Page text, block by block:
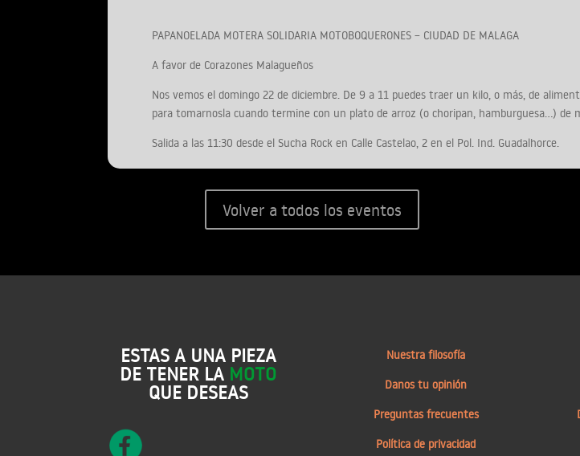
PAPANOELADA MOTERA SOLIDARIA MOTOBOQUERONES – CIUDAD DE MALAGA
A favor de Corazones Malagueños
Nos vemos el domingo 22 de diciembre. De 9 a 11 puedes traer un kilo, o más, de
para tomarnosla cuando termine con un plato de arroz (o choripan, hamburguesa…) de
Salida a las 11:30 desde el Sucha Rock en Calle Castelao, 2 en el Pol. Ind. Guadalhorce.
Volver a todos los eventos
ESTAS A UNA PIEZA
DE TENER LA MOTO
QUE DESEAS
Nuestra filosofía
Danos tu opinión
Preguntas frecuentes
Política de privacidad